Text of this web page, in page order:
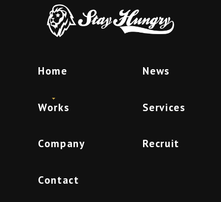
Home News
Works Services
Company Recruit
Contact